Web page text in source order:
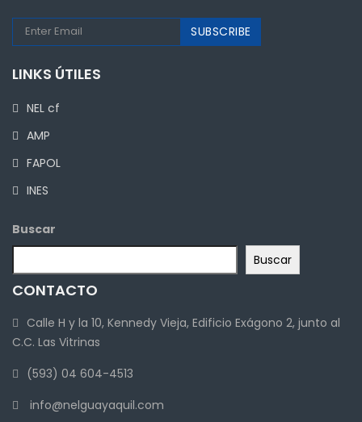
LINKS ÚTILES
NEL cf
AMP
FAPOL
INES
Buscar
Buscar
CONTACTO
Calle H y la 10, Kennedy Vieja, Edificio Exágono 2, junto al
C.C. Las Vitrinas
(593) 04 604-4513
info@nelguayaquil.com